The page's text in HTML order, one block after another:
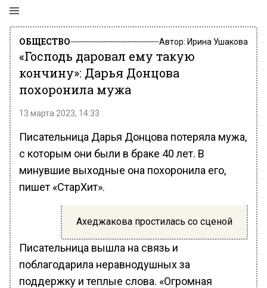
ОБЩЕСТВО Автор: Ирина Ушакова
«Господь даровал ему такую
кончину»: Дарья Донцова
похоронила мужа
13 марта 2023, 14:33
Писательница Дарья Донцова потеряла мужа,
с которым они были в браке 40 лет. В
минувшие выходные она похоронила его,
пишет «СтарХит».
Ахеджакова простилась со сценой
Писательница вышла на связь и
поблагодарила неравнодушных за
поддержку и теплые слова. «Огромная